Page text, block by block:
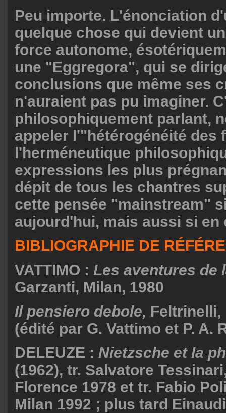
Peu importe. L'énonciation
quelque chose qui devient
force autonome,
une "Eggregora", qui se
conclusions que même ses
n'auraient pas pu imaginer.
philosophiquement parlant,
appeler l'"hétérogénéité des
l'herméneutique
expressions les plus
dépit de tous les chantres
cette pensée "mainstream"
aujourd'hui, mais aussi si en
BIBLIOGRAPHIE DE
VATTIMO : Les aventures de
Garzanti, Milan, 1980
Il pensiero debole, Feltrinelli,
(édité par G. Vattimo et P. A.
DELEUZE : Nietzsche et la
(1962), tr. Salvatore
Florence 1978 et tr. Fabio
Milan 1992 ; plus tard